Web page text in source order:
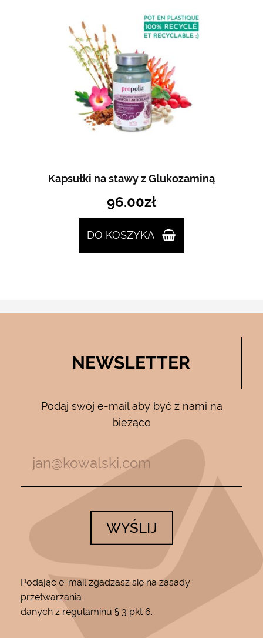
Kapsułki na stawy z Glukozaminą
96.00zł
DO KOSZYKA
NEWSLETTER
Podaj swój e-mail aby być z nami na
bieżąco
WYŚLIJ
Podając e-mail zgadzasz się na zasady
przetwarzania
danych z regulaminu § 3 pkt 6.